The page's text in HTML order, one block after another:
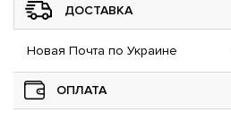
ДОСТАВКА
Новая Почта по Украине
ОПЛАТА